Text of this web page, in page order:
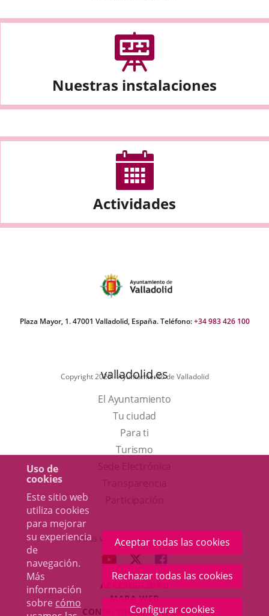
Uso de
cookies
Este sitio web
utiliza cookies
para mejorar
su experiencia
de
navegación.
Más
información
sobre cómo
Aceptar todas las cookies
Rechazar todas las cookies
Configurar cookies
Nuestras instalaciones
Actividades
Plaza Mayor, 1. 47001 Valladolid, España. Teléfono:+34 983 426 100
Copyright 2025 - Ayuntamiento de Valladolid
valladolid.es
El Ayuntamiento
Tu ciudad
Para ti
TurismoEste
una
ventana
nueva.
externa.
Otras webs del Ayuntamiento
ENLACE
A
UNA
APLICACIÓN
ENLACE
A
UNA
APLICACIÓN
ENLACE
A
UNA
APLICACIÓN
ACCESIBILIDAD
MAPA WEB
CONDICIONES LEGALES